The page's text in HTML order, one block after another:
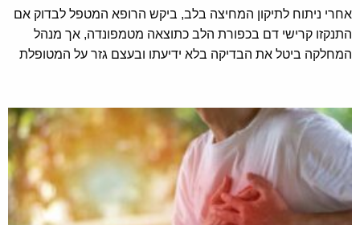
אחרי ניתוח לתיקון המחיצה בלב, ביקש הרופא המטפל לבדוק אם
התנקזו קרישי דם בכפורת הלב כתוצאה מטמפונדה, אך מנהל
המחלקה ביטל את הבדיקה בלא ידיעתו ובעצם גזר על המטופלת